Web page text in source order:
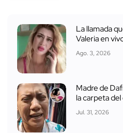
La llamada
Valeria en
Ago. 3, 2026
Madre de
la carpeta del
Jul. 31, 2026